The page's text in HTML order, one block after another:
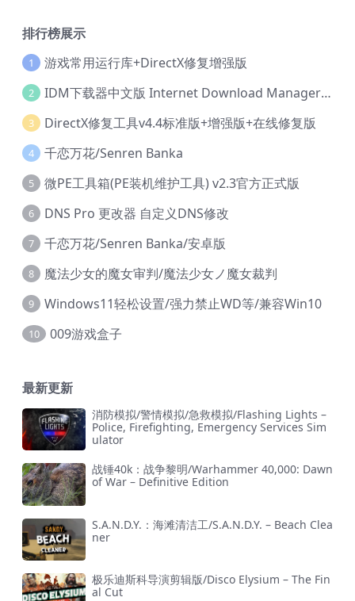
排行榜展示
1 游戏常用运行库+DirectX修复增强版
2 IDM下载器中文版 Internet Download Manager v6.42.36 IDM
3 DirectX修复工具v4.4标准版+增强版+在线修复版
4 千恋万花/Senren Banka
5 微PE工具箱(PE装机维护工具) v2.3官方正式版
6 DNS Pro 更改器 自定义DNS修改
7 千恋万花/Senren Banka/安卓版
8 魔法少女的魔女审判/魔法少女ノ魔女裁判
9 Windows11轻松设置/强力禁止WD等/兼容Win10
10 009游戏盒子
最新更新
消防模拟/警情模拟/急救模拟/Flashing Lights –
Police, Firefighting, Emergency Services Sim
ulator
战锤40k：战争黎明/Warhammer 40,000: Dawn
of War – Definitive Edition
S.A.N.D.Y.：海滩清洁工/S.A.N.D.Y. – Beach Clea
ner
极乐迪斯科导演剪辑版/Disco Elysium – The Fin
al Cut